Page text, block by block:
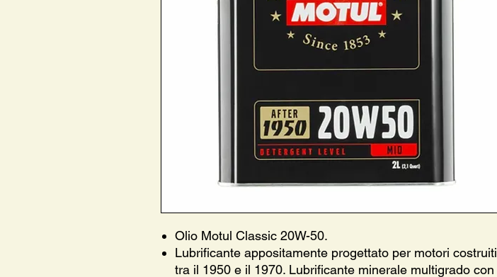
Olio Motul Classic 20W-50.
Lubrificante appositamente progettato per motori costruiti
tra il 1950 e il 1970. Lubrificante minerale multigrado con